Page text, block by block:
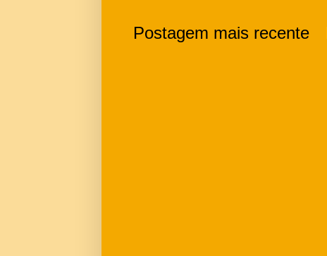
Postagem mais recente